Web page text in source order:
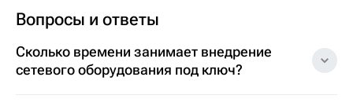
Вопросы и ответы
Сколько времени занимает внедрение
сетевого оборудования под ключ?